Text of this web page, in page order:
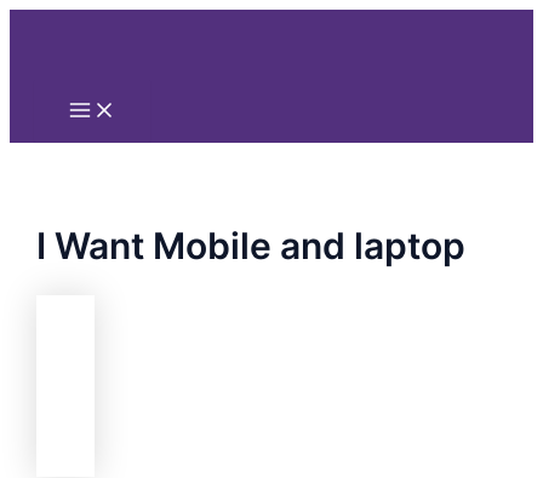
Nhảy
Main
I Want Mobile and laptop